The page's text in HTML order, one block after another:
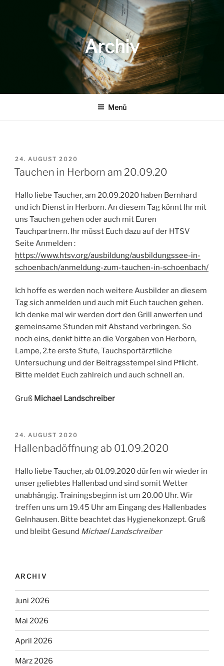
Archiv
Menü
VERÖFFENTLICHT
AM
24. AUGUST 2020
Tauchen in Herborn am 20.09.20
Hallo liebe Taucher, am 20.09.2020 haben Bernhard
und ich Dienst in Herborn. An diesem Tag könnt Ihr mit
uns Tauchen gehen oder auch mit Euren
Tauchpartnern. Ihr müsst Euch dazu auf der HTSV
Seite Anmelden :
https://www.htsv.org/ausbildung/ausbildungssee-in-
schoenbach/anmeldung-zum-tauchen-in-schoenbach/
Ich hoffe es werden noch weitere Ausbilder an diesem
Tag sich anmelden und auch mit Euch tauchen gehen.
Ich denke mal wir werden dort den Grill anwerfen und
gemeinsame Stunden mit Abstand verbringen. So
noch eins, denkt bitte an die Vorgaben von Herborn,
Lampe, 2.te erste Stufe, Tauchsportärztliche
Untersuchung und der Beitragsstempel sind Pflicht.
Bitte meldet Euch zahlreich und auch schnell an.
Gruß Michael Landschreiber
VERÖFFENTLICHT
AM
24. AUGUST 2020
Hallenbadöffnung ab 01.09.2020
Hallo liebe Taucher, ab 01.09.2020 dürfen wir wieder in
unser geliebtes Hallenbad und sind somit Wetter
unabhängig. Trainingsbeginn ist um 20.00 Uhr. Wir
treffen uns um 19.45 Uhr am Eingang des Hallenbades
Gelnhausen. Bitte beachtet das Hygienekonzept. Gruß
und bleibt Gesund Michael Landschreiber
ARCHIV
Juni 2026
Mai 2026
April 2026
März 2026